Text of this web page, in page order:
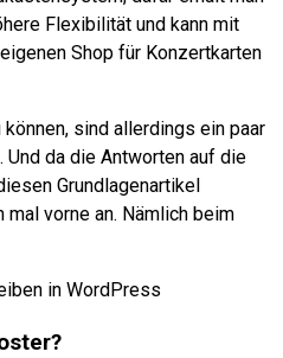
Flexibilität und kann mit
Shop für Konzertkarten
sind allerdings ein paar
da die Antworten auf die
Grundlagenartikel
vorne an. Nämlich beim